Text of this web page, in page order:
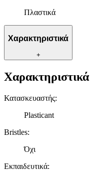
Πλαστικά
Χαρακτηριστικά
+
Χαρακτηριστικά
Κατασκευαστής:
Plasticant
Bristles:
Όχι
Εκπαιδευτικά: